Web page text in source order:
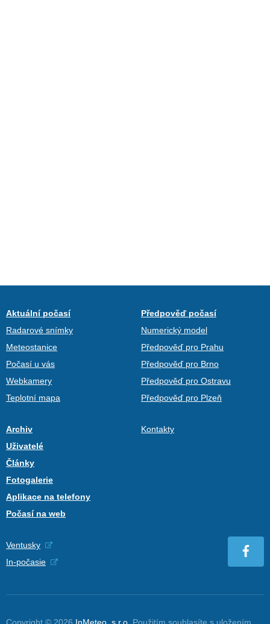
Aktuální počasí
Radarové snímky
Meteostanice
Počasí u vás
Webkamery
Teplotní mapa
Předpověď počasí
Numerický model
Předpověď pro Prahu
Předpověď pro Brno
Předpověď pro Ostravu
Předpověď pro Plzeň
Archiv
Uživatelé
Články
Fotogalerie
Aplikace na telefony
Počasí na web
Kontakty
Ventusky
In-počasie
Copyright © 2026 InMeteo, s.r.o. Použitím souhlasíte s uložením